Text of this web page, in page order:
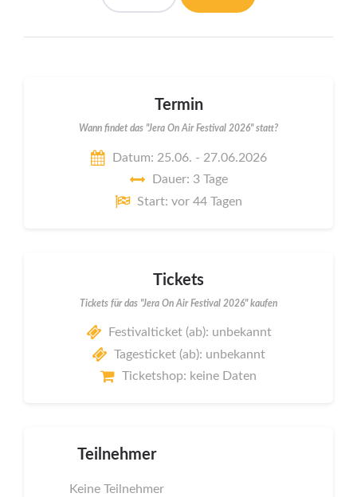
Termin
Wann findet das "Jera On Air Festival 2026" statt?
Datum: 25.06. - 27.06.2026
Dauer: 3 Tage
Start: vor 44 Tagen
Tickets
Tickets für das "Jera On Air Festival 2026" kaufen
Festivalticket (ab): unbekannt
Tagesticket (ab): unbekannt
Ticketshop: keine Daten
Teilnehmer
Keine Teilnehmer